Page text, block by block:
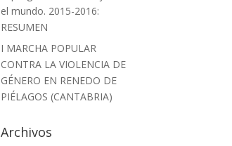
el mundo. 2015-2016:
RESUMEN
I MARCHA POPULAR
CONTRA LA VIOLENCIA DE
GÉNERO EN RENEDO DE
PIÉLAGOS (CANTABRIA)
Archivos